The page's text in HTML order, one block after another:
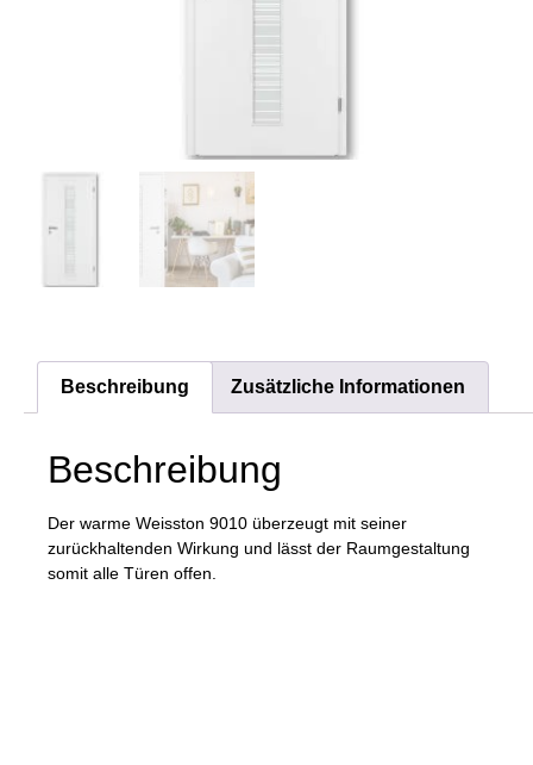
Beschreibung Zusätzliche Informationen
Beschreibung
Der warme Weisston 9010 überzeugt mit seiner
zurückhaltenden Wirkung und lässt der Raumgestaltung
somit alle Türen offen.